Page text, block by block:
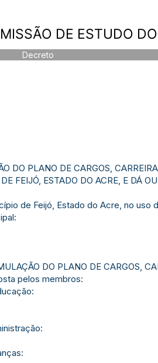
DE ESTUDO
Decreto
DO PLANO DE CARGOS,
FEIJÓ, ESTADO DO ACRE, E DÁ
de Feijó, Estado do Acre, no
DO PLANO DE CARGOS,
pelos membros: